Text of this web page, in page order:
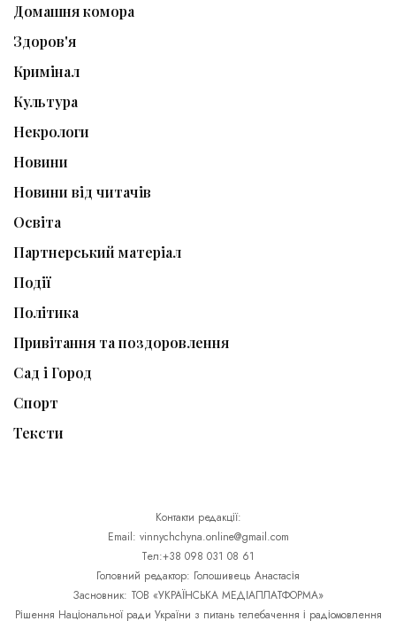
Домашня комора
Здоров'я
Кримінал
Культура
Некрологи
Новини
Новини від читачів
Освіта
Партнерський матеріал
Події
Політика
Привітання та поздоровлення
Сад і Город
Спорт
Тексти
Контакти редакції:
Email: vinnychchyna.online@gmail.com
Тел:+38 098 031 08 61
Головний редактор: Голошивець Анастасія
Засновник: ТОВ «УКРАЇНСЬКА МЕДІАПЛАТФОРМА»
Рішення Національної ради України з питань телебачення і радіомовлення